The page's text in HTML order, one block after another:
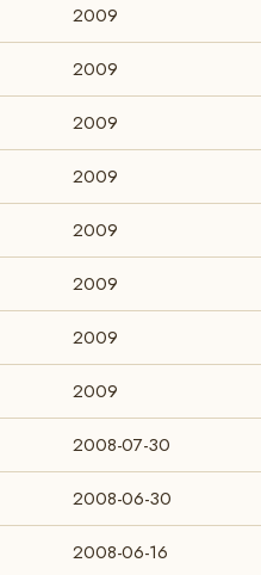
2009
2009
2009
2009
2009
2009
2009
2009
2008-07-30
2008-06-30
2008-06-16